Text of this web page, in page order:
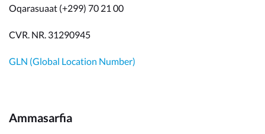
Oqarasuaat (+299) 70 21 00
CVR. NR. 31290945
GLN (Global Location Number)
Ammasarfia